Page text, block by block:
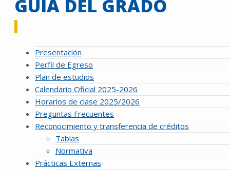
GUÍA DEL GRADO
Presentación
Perfil de Egreso
Plan de estudios
Calendario Oficial 2025-2026
Horarios de clase 2025/2026
Preguntas Frecuentes
Reconocimiento y transferencia de créditos
Tablas
Normativa
Prácticas Externas